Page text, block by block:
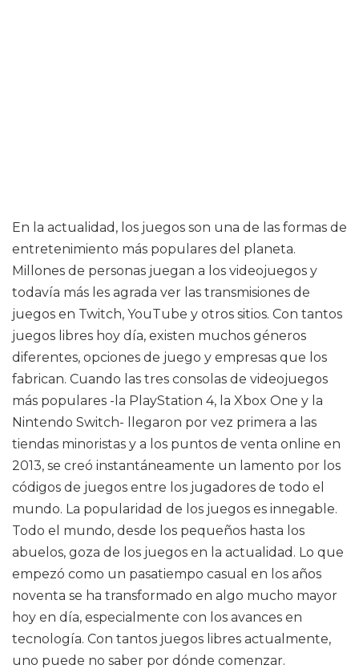
En la actualidad, los juegos son una de las formas de
entretenimiento más populares del planeta.
Millones de personas juegan a los videojuegos y
todavía más les agrada ver las transmisiones de
juegos en Twitch, YouTube y otros sitios. Con tantos
juegos libres hoy día, existen muchos géneros
diferentes, opciones de juego y empresas que los
fabrican. Cuando las tres consolas de videojuegos
más populares -la PlayStation 4, la Xbox One y la
Nintendo Switch- llegaron por vez primera a las
tiendas minoristas y a los puntos de venta online en
2013, se creó instantáneamente un lamento por los
códigos de juegos entre los jugadores de todo el
mundo. La popularidad de los juegos es innegable.
Todo el mundo, desde los pequeños hasta los
abuelos, goza de los juegos en la actualidad. Lo que
empezó como un pasatiempo casual en los años
noventa se ha transformado en algo mucho mayor
hoy en día, especialmente con los avances en
tecnología. Con tantos juegos libres actualmente,
uno puede no saber por dónde comenzar.